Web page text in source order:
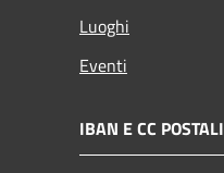
Luoghi
Eventi
IBAN E CC POSTALI